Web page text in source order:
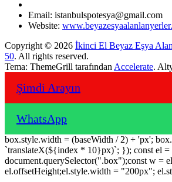
Email: istanbulspotesya@gmail.com
Website:
Copyright © 2026 İkinci El Beyaz Eşya
50. All rights reserved.
Tema: ThemeGrill tarafından Accelerate.
Şimdi Arayın
WhatsApp
box.style.width = (baseWidth / 2) + 'px';
`translateX(${index * 10}px)`; }); const el =
document.querySelector(".box");const w =
el.offsetHeight;el.style.width = "200px";